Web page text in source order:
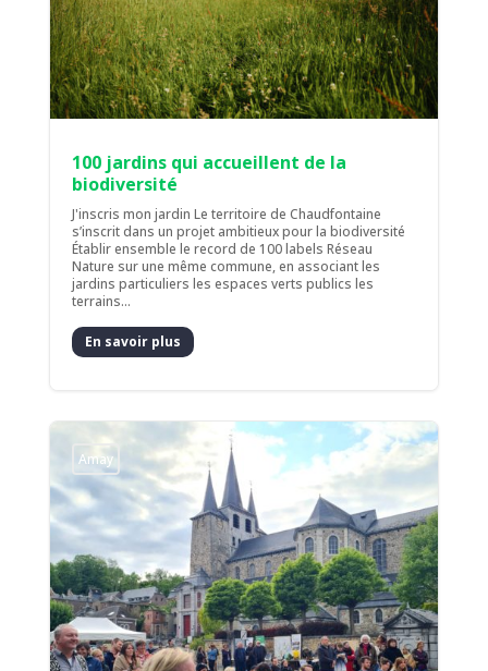
100 jardins qui accueillent de la
biodiversité
J'inscris mon jardin Le territoire de Chaudfontaine
s’inscrit dans un projet ambitieux pour la biodiversité
Établir ensemble le record de 100 labels Réseau
Nature sur une même commune, en associant les
jardins particuliers les espaces verts publics les
terrains...
En savoir plus
Amay